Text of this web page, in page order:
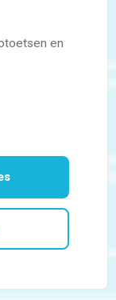
en